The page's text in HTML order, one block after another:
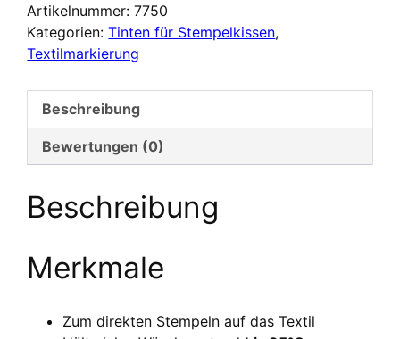
Trodat
7750
Menge
Artikelnummer:7750
Kategorien:Tinten für Stempelkissen,
Textilmarkierung
Beschreibung
Bewertungen (0)
Beschreibung
Merkmale
Zum direkten Stempeln auf das Textil